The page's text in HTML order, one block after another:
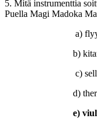
5. Mitä instrumenttia
Puella Magi Madoka
a)
b)
c)
d)
e)